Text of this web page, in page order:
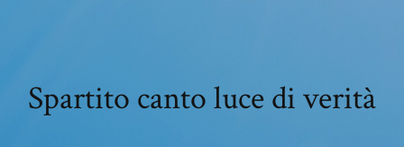
Spartito canto luce di verità